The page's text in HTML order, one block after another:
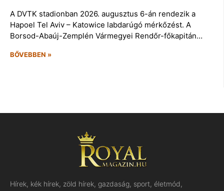
A DVTK stadionban 2026. augusztus 6-án rendezik a
Hapoel Tel Aviv – Katowice labdarúgó mérkőzést. A
Borsod-Abaúj-Zemplén Vármegyei Rendőr-főkapitán…
BŐVEBBEN »
Hírek, kék hírek, zöld hírek, gazdaság, sport, életmód,